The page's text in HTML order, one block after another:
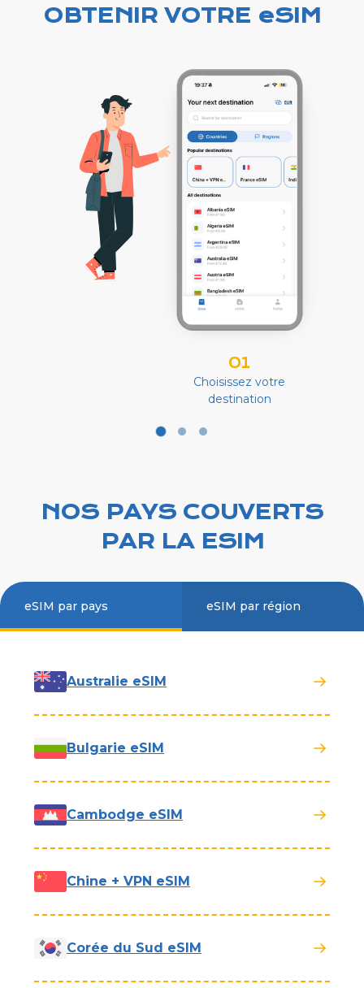
OBTENIR VOTRE eSIM
01
Choisissez votre
destination
NOS PAYS COUVERTS
PAR LA ESIM
eSIM par pays eSIM par région
Australie eSIM
Bulgarie eSIM
Cambodge eSIM
Chine + VPN eSIM
Corée du Sud eSIM